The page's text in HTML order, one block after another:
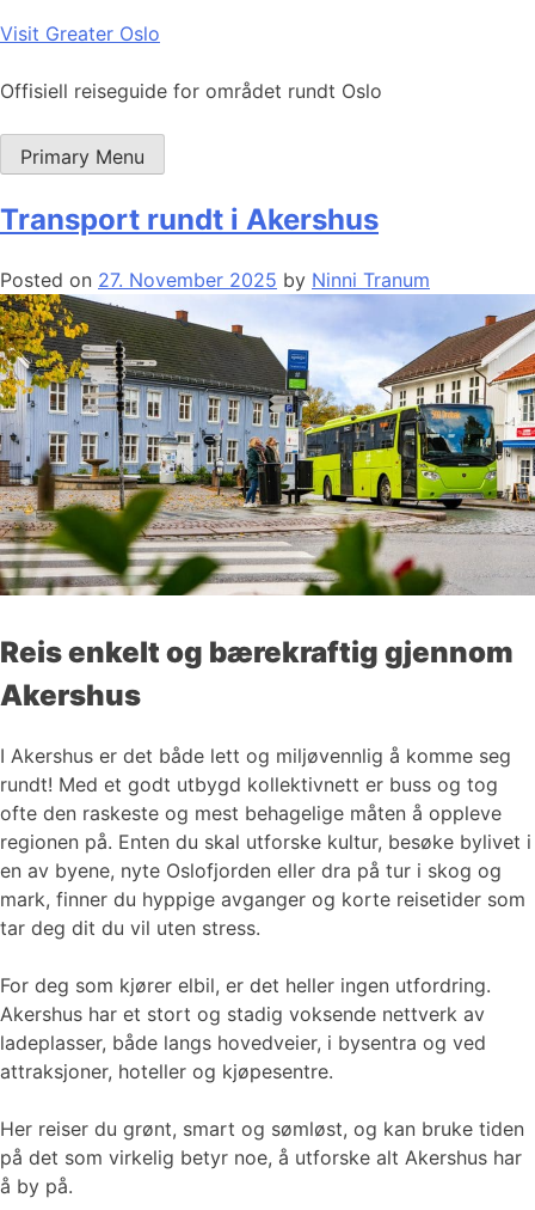
Skip
content
Visit Greater Oslo
Offisiell reiseguide for området rundt Oslo
Primary Menu
Transport rundt i Akershus
Posted on 27. November 2025 by Ninni Tranum
Reis enkelt og bærekraftig gjennom
Akershus
I Akershus er det både lett og miljøvennlig å komme seg
rundt! Med et godt utbygd kollektivnett er buss og tog
ofte den raskeste og mest behagelige måten å oppleve
regionen på. Enten du skal utforske kultur, besøke bylivet i
en av byene, nyte Oslofjorden eller dra på tur i skog og
mark, finner du hyppige avganger og korte reisetider som
tar deg dit du vil uten stress.
For deg som kjører elbil, er det heller ingen utfordring.
Akershus har et stort og stadig voksende nettverk av
ladeplasser, både langs hovedveier, i bysentra og ved
attraksjoner, hoteller og kjøpesentre.
Her reiser du grønt, smart og sømløst, og kan bruke tiden
på det som virkelig betyr noe, å utforske alt Akershus har
å by på.